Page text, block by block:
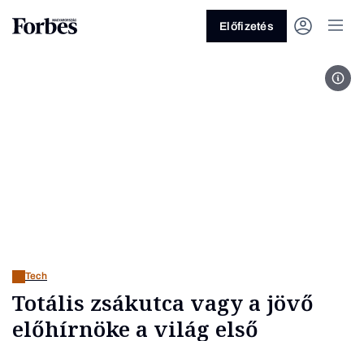
Előfizetés
Tech
Totális zsákutca vagy a jövő
előhírnöke a világ első